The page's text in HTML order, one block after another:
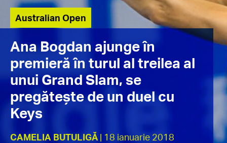
Australian Open
Ana Bogdan ajunge în
premieră în turul al treilea al
unui Grand Slam, se
pregătește de un duel cu
Keys
CAMELIA BUTULIGĂ | 18 ianuarie 2018